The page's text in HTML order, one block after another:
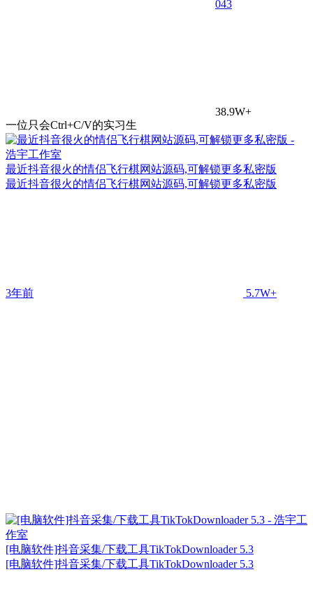
043
38.9W+
一位只会Ctrl+C/V的实习生
最近抖音很火的情侣飞行棋网站源码,可解锁更多私密版
最近抖音很火的情侣飞行棋网站源码,可解锁更多私密版
3年前 5.7W+
[电脑软件]抖音采集/下载工具TikTokDownloader 5.3
[电脑软件]抖音采集/下载工具TikTokDownloader 5.3